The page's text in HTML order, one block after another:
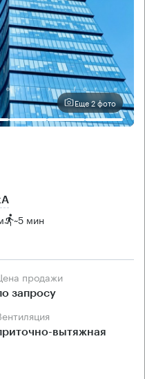
Еще 2 фото
~5 мин
Цена продажи
запросу
Вентиляция
вытяжная